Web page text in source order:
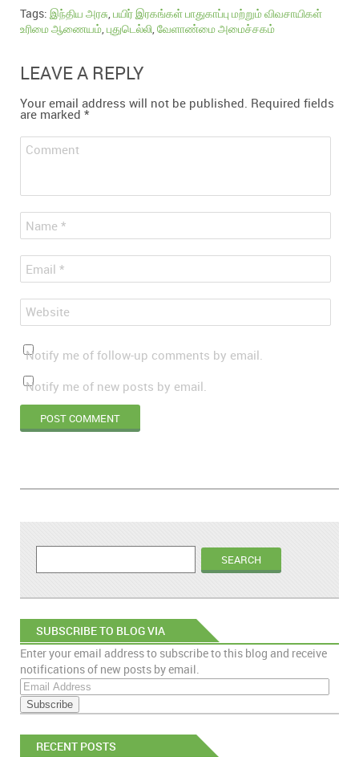
Tags: இந்திய அரசு,பயிர் இரகங்கள் பாதுகாப்பு மற்றும் விவசாயிகள்
உரிமை ஆணையம்,புதுடெல்லி,வேளாண்மை அமைச்சகம்
LEAVE A REPLY
Your email address will not be published. Required fields
are marked *
Comment
Name *
Email *
Website
Notify me of follow-up comments by email.
Notify me of new posts by email.
SUBSCRIBE TO BLOG VIA
EMAIL
Enter your email address to subscribe to this blog and receive
notifications of new posts by email.
E
m
a
i
RECENT POSTS